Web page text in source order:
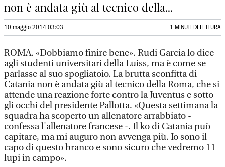
non è andata giù al tecnico della...
10 maggio 2014 03:03 1 MINUTI DI LETTURA
ROMA. «Dobbiamo finire bene». Rudi Garcia lo dice
agli studenti universitari della Luiss, ma è come se
parlasse al suo spogliatoio. La brutta sconfitta di
Catania non è andata giù al tecnico della Roma, che si
attende una reazione forte contro la Juventus e sotto
gli occhi del presidente Pallotta. «Questa settimana la
squadra ha scoperto un allenatore arrabbiato -
confessa l'allenatore francese -. Il ko di Catania può
capitare, ma mi auguro non avvenga più. Io sono il
capo di questo branco e sono sicuro che vedremo 11
lupi in campo».